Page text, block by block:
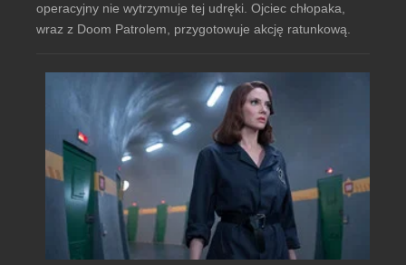
operacyjny nie wytrzymuje tej udręki. Ojciec chłopaka,
wraz z Doom Patrolem, przygotowuje akcję ratunkową.